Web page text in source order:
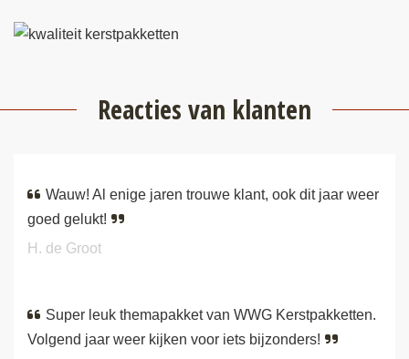
Reacties van klanten
Wauw! Al enige jaren trouwe klant, ook dit jaar weer
goed gelukt!
H. de Groot
Super leuk themapakket van WWG Kerstpakketten.
Volgend jaar weer kijken voor iets bijzonders!